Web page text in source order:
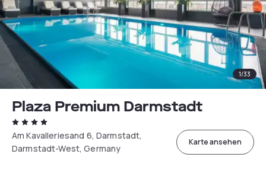
1/33
Plaza Premium Darmstadt
Am Kavalleriesand 6, Darmstadt,
Darmstadt-West, Germany
Karte ansehen